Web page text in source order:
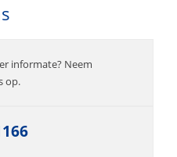
informate? Neem
op.